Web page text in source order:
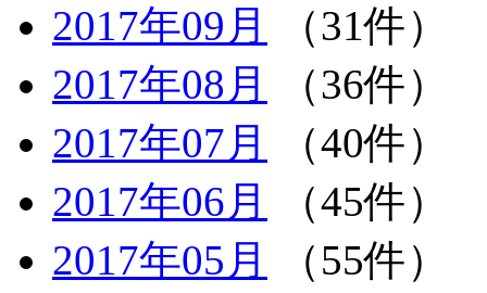
2017年09月
（31件）
2017年08月
（36件）
2017年07月
（40件）
2017年06月
（45件）
2017年05月
（55件）